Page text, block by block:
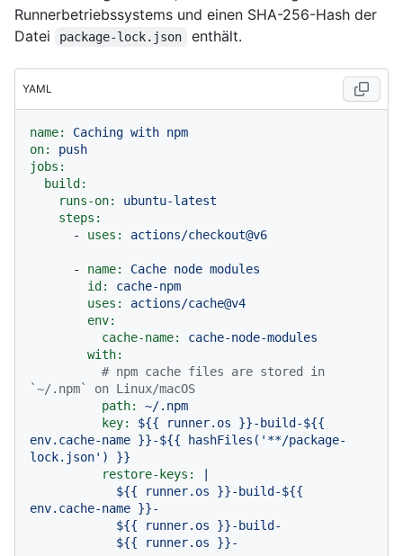
Runnerbetriebssystems und einen SHA-256-Hash der
Datei
package-lock.json enthält.
YAML
name: Caching with npm
on:
push
jobs:
build:
runs-on:
ubuntu-latest
steps:
-
uses: actions/checkout@v6
- name: Cache node modules
id:
cache-npm
uses:
actions/cache@v4
env:
cache-name:
cache-node-modules
with:
# npm cache files are stored in
`~/.npm` on Linux/macOS
path:
~/.npm
key:
${{ runner.os
}}-build-${{
env.cache-name }}-${{
hashFiles('**/package-
lock.json')
}}
restore-keys:
env.cache-name }}-